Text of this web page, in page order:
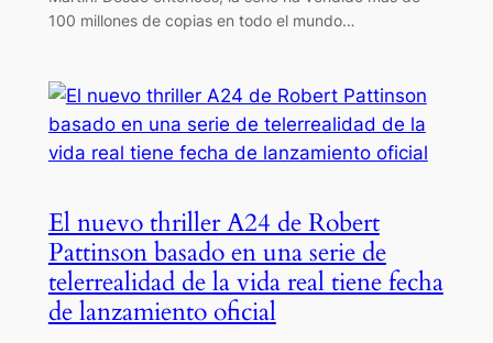
100 millones de copias en todo el mundo…
El nuevo thriller A24 de Robert
Pattinson basado en una serie de
telerrealidad de la vida real tiene fecha
de lanzamiento oficial